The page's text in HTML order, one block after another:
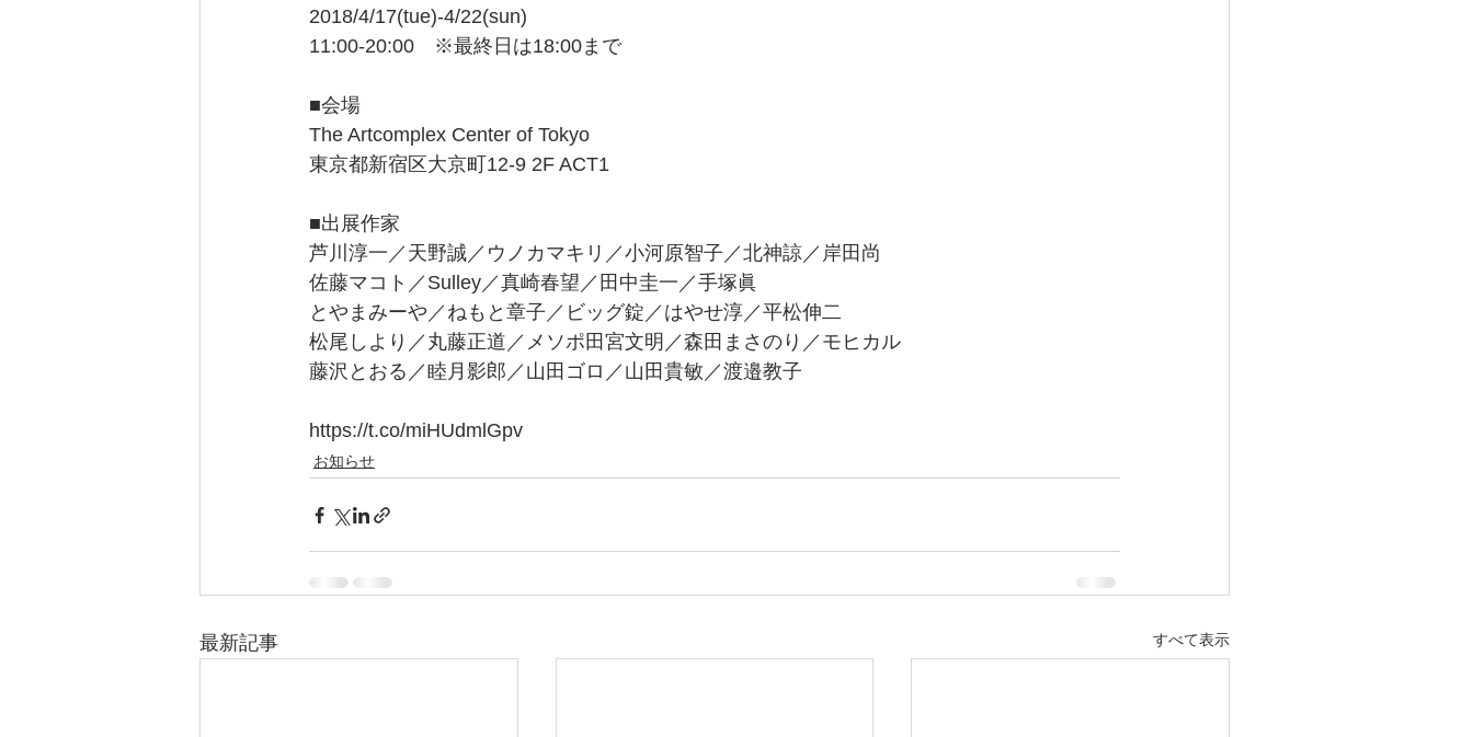
2018/4/17(tue)-4/22(sun)
11:00-20:00　※最終日は18:00まで
■会場
The Artcomplex Center of Tokyo
東京都新宿区大京町12-9 2F ACT1
■出展作家
芦川淳一／天野誠／ウノカマキリ／小河原智子／北神諒／岸田尚
佐藤マコト／Sulley／真崎春望／田中圭一／手塚眞
とやまみーや／ねもと章子／ビッグ錠／はやせ淳／平松伸二
松尾しより／丸藤正道／メソポ田宮文明／森田まさのり／モヒカル
藤沢とおる／睦月影郎／山田ゴロ／山田貴敏／渡邉教子
https://t.co/miHUdmlGpv
お知らせ
最新記事 すべて表示